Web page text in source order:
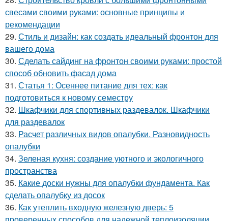
свесами своими руками: основные принципы и
рекомендации
29. Стиль и дизайн: как создать идеальный фронтон для
вашего дома
30. Сделать сайдинг на фронтон своими руками: простой
способ обновить фасад дома
31. Статья 1: Осеннее питание для тех: как
подготовиться к новому семестру
32. Шкафчики для спортивных раздевалок. Шкафчики
для раздевалок
33. Расчет различных видов опалубки. Разновидность
опалубки
34. Зеленая кухня: создание уютного и экологичного
пространства
35. Какие доски нужны для опалубки фундамента. Как
сделать опалубку из досок
36. Как утеплить входную железную дверь: 5